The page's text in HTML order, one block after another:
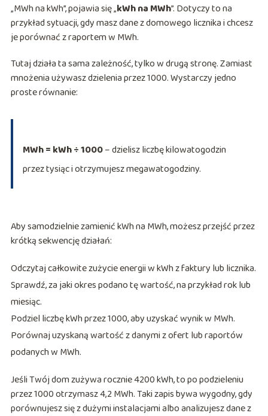
„MWh na kWh”, pojawia się „kWh na MWh”. Dotyczy to na
przykład sytuacji, gdy masz dane z domowego licznika i chcesz
je porównać z raportem w MWh.
Tutaj działa ta sama zależność, tylko w drugą stronę. Zamiast
mnożenia używasz dzielenia przez 1000. Wystarczy jedno
proste równanie:
MWh = kWh ÷ 1000– dzielisz liczbę kilowatogodzin
przez tysiąc i otrzymujesz megawatogodziny.
Aby samodzielnie zamienić kWh na MWh, możesz przejść przez
krótką sekwencję działań:
Odczytaj całkowite zużycie energii w kWh z faktury lub licznika.
Sprawdź, za jaki okres podano tę wartość, na przykład rok lub
miesiąc.
Podziel liczbę kWh przez 1000, aby uzyskać wynik w MWh.
Porównaj uzyskaną wartość z danymi z ofert lub raportów
podanych w MWh.
Jeśli Twój dom zużywa rocznie 4200 kWh, to po podzieleniu
przez 1000 otrzymasz 4,2 MWh. Taki zapis bywa wygodny, gdy
porównujesz się z dużymi instalacjami albo analizujesz dane z